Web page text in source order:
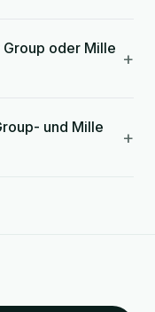
oder Mille +
und Mille
+